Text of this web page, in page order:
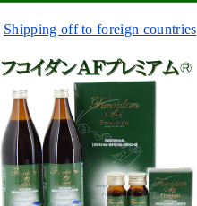
Shipping off to foreign countries